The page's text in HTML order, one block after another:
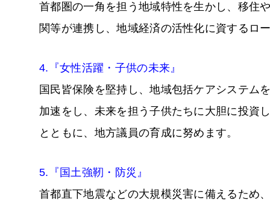
首都圏の一角を担う地域特性を生かし、移住
関等が連携し、地域経済の活性化に資するロ
4.『女性活躍・子供の未来』
国民皆保険を堅持し、地域包括ケアシステム
加速をし、未来を担う子供たちに大胆に投資
とともに、地方議員の育成に努めます。
5.『国土強靭・防災』
首都直下地震などの大規模災害に備えるため